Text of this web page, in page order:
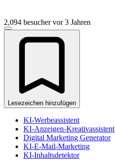
2,094 besucher vor 3 Jahren
Lesezeichen hinzufügen
KI-Werbeassistent
KI-Anzeigen-Kreativassistent
Digital Marketing Generator
KI-E-Mail-Marketing
KI-Inhaltsdetektor